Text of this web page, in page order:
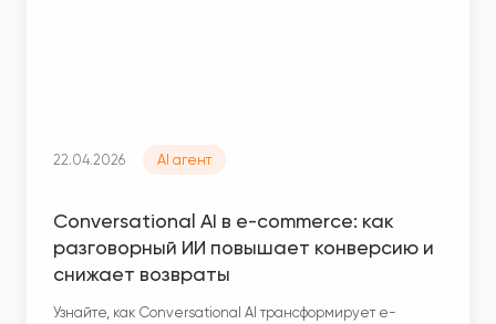
22.04.2026 AI агент
Conversational AI в e-commerce: как
разговорный ИИ повышает конверсию и
снижает возвраты
Узнайте, как Conversational AI трансформирует e-